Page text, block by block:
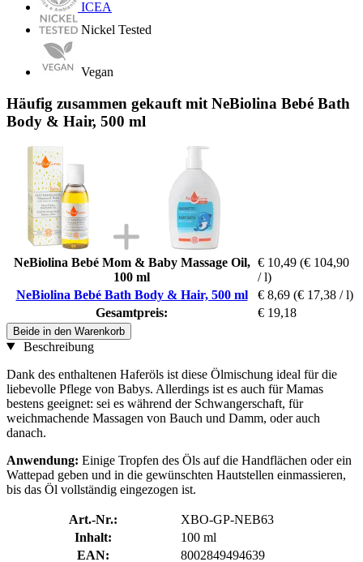
ICEA
Nickel Tested
Vegan
Häufig zusammen gekauft mit NeBiolina Bebé Bath
Body & Hair, 500 ml
NeBiolina Bebé Mom & Baby Massage Oil,
100 ml
€ 10,49 (€ 104,90
/ l)
NeBiolina Bebé Bath Body & Hair, 500 ml
€ 8,69 (€ 17,38 / l)
Gesamtpreis:
€ 19,18
Beide in den Warenkorb
Beschreibung
Dank des enthaltenen Haferöls ist diese Ölmischung ideal für die
liebevolle Pflege von Babys. Allerdings ist es auch für Mamas
bestens geeignet: sei es während der Schwangerschaft, für
weichmachende Massagen von Bauch und Damm, oder auch
danach.
Anwendung: Einige Tropfen des Öls auf die Handflächen oder ein
Wattepad geben und in die gewünschten Hautstellen einmassieren,
bis das Öl vollständig eingezogen ist.
Art.-Nr.:
XBO-GP-NEB63
Inhalt:
100 ml
EAN:
8002849494639